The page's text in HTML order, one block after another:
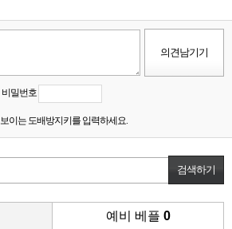
비밀번호
보이는 도배방지키를 입력하세요.
예비 베플 0